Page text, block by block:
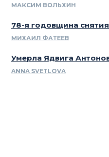
МАКСИМ ВОЛЬХИН
78-я годовщина
МИХАИЛ ФАТЕЕВ
Умерла Ядвига
ANNA SVETLOVA